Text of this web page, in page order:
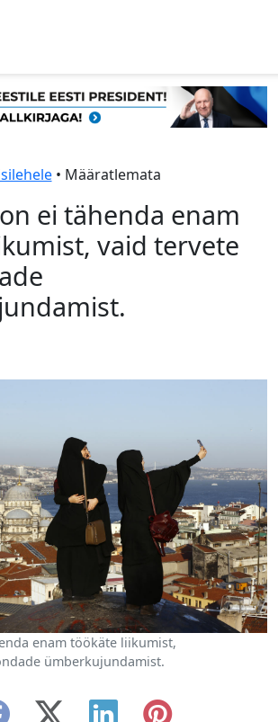
• Määratlemata
ei tähenda enam
vaid tervete
enam töökäte liikumist,
ümberkujundamist.